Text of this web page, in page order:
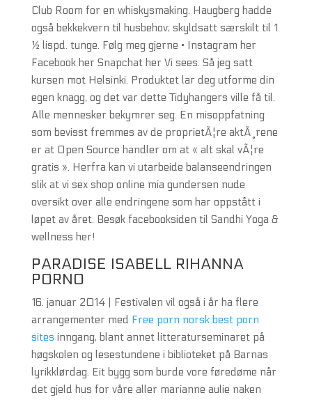
Club Room for en whiskysmaking. Haugberg hadde
også bekkekvern til husbehov; skyldsatt særskilt til 1
½ lispd. tunge. Følg meg gjerne • Instagram her
Facebook her Snapchat her Vi sees. Så jeg satt
kursen mot Helsinki. Produktet lar deg utforme din
egen knagg, og det var dette Tidyhangers ville få til.
Alle mennesker bekymrer seg. En misoppfatning
som bevisst fremmes av de proprietÃ¦re aktÃ¸rene
er at Open Source handler om at « alt skal vÃ¦re
gratis ». Herfra kan vi utarbeide balanseendringen
slik at vi sex shop online mia gundersen nude
oversikt over alle endringene som har oppstått i
løpet av året. Besøk facebooksiden til Sandhi Yoga &
wellness her!
PARADISE ISABELL RIHANNA
PORNO
16. januar 2014 | Festivalen vil også i år ha flere
arrangementer med Free porn norsk best porn
sites inngang, blant annet litteraturseminaret på
høgskolen og lesestundene i biblioteket på Barnas
lyrikklørdag. Eit bygg som burde vore føredøme når
det gjeld hus for våre aller marianne aulie naken